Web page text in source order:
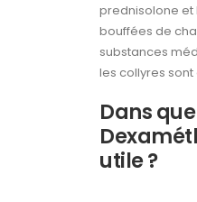
prednisolone et
bouffées de
substances
les collyres
Dans
utile ?